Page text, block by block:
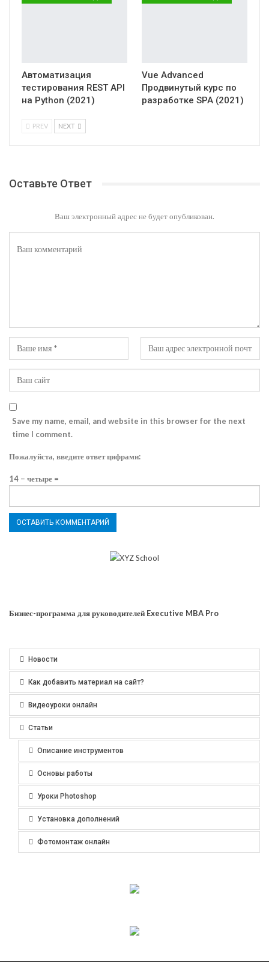
Автоматизация
тестирования REST API
на Python (2021)
Vue Advanced
Продвинутый курс по
разработке SPA (2021)
PREV NEXT
Оставьте Ответ
Ваш электронный адрес не будет опубликован.
Save my name, email, and website in this browser for the next
time I comment.
Пожалуйста, введите ответ цифрами:
14 − четыре =
Бизнес-программа для руководителей Executive MBA Pro
Новости
Как добавить материал на сайт?
Видеоуроки онлайн
Статьи
Описание инструментов
Основы работы
Уроки Photoshop
Установка дополнений
Фотомонтаж онлайн